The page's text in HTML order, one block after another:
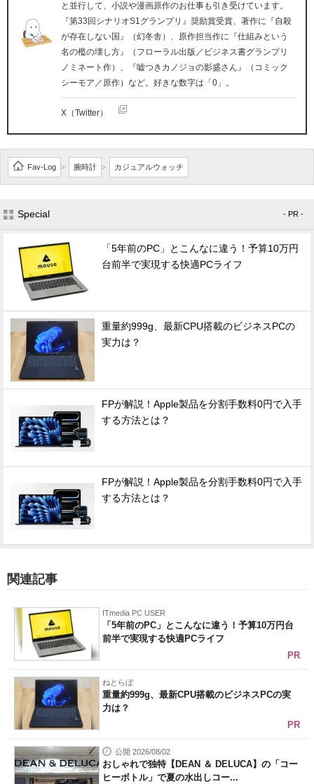
と並行して、小説や漫画原作のお仕事も引き受けています。
『第33回シナリオS1グランプリ』奨励賞受賞、著作に『自殺
が存在しない国』（幻冬舎）、原作担当作に『仕組みという
名の檻の壊し方』（フローラル出版／ビジネス書グランプリ
ノミネート作）、『嘘つきカノジョの影盛さん』（コミック
シーモア／原作）など。好きな数字は「0」。
X（Twitter）
Fav-Log > 腕時計 > カジュアルウォッチ
Special - PR -
「5年前のPC」とこんなに違う！予算10万円
台前半で実現する快適PCライフ
重量約999g、最新CPU搭載のビジネスPCの
実力は？
FPが解説！Apple製品を分割手数料0円で入手
する方法とは？
FPが解説！Apple製品を分割手数料0円で入手
する方法とは？
関連記事
ITmedia PC USER
「5年前のPC」とこんなに違う！予算10万円台
前半で実現する快適PCライフ
PR
ねとらぼ
重量約999g、最新CPU搭載のビジネスPCの実
力は？
PR
公開 2026/08/02
おしゃれで独特【DEAN ＆ DELUCA】の「コー
ヒーボトル」で夏の水出しコー...